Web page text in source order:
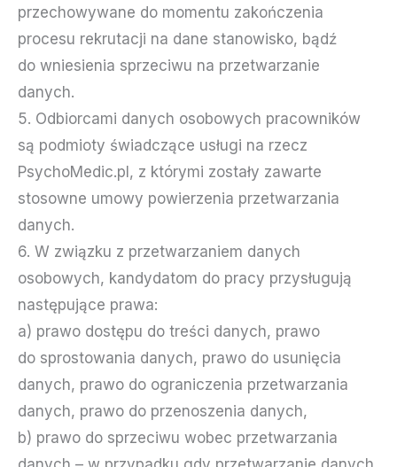
przechowywane do momentu zakończenia
procesu rekrutacji na dane stanowisko, bądź
do wniesienia sprzeciwu na przetwarzanie
danych.
5. Odbiorcami danych osobowych pracowników
są podmioty świadczące usługi na rzecz
PsychoMedic.pl, z którymi zostały zawarte
stosowne umowy powierzenia przetwarzania
danych.
6. W związku z przetwarzaniem danych
osobowych, kandydatom do pracy przysługują
następujące prawa:
a) prawo dostępu do treści danych, prawo
do sprostowania danych, prawo do usunięcia
danych, prawo do ograniczenia przetwarzania
danych, prawo do przenoszenia danych,
b) prawo do sprzeciwu wobec przetwarzania